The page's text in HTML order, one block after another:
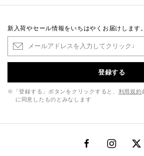
新入荷やセール情報をいちはやくお届けします。
登録する
※「登録する」ボタンをクリックすると、 利用規約
に同意したものとみなします